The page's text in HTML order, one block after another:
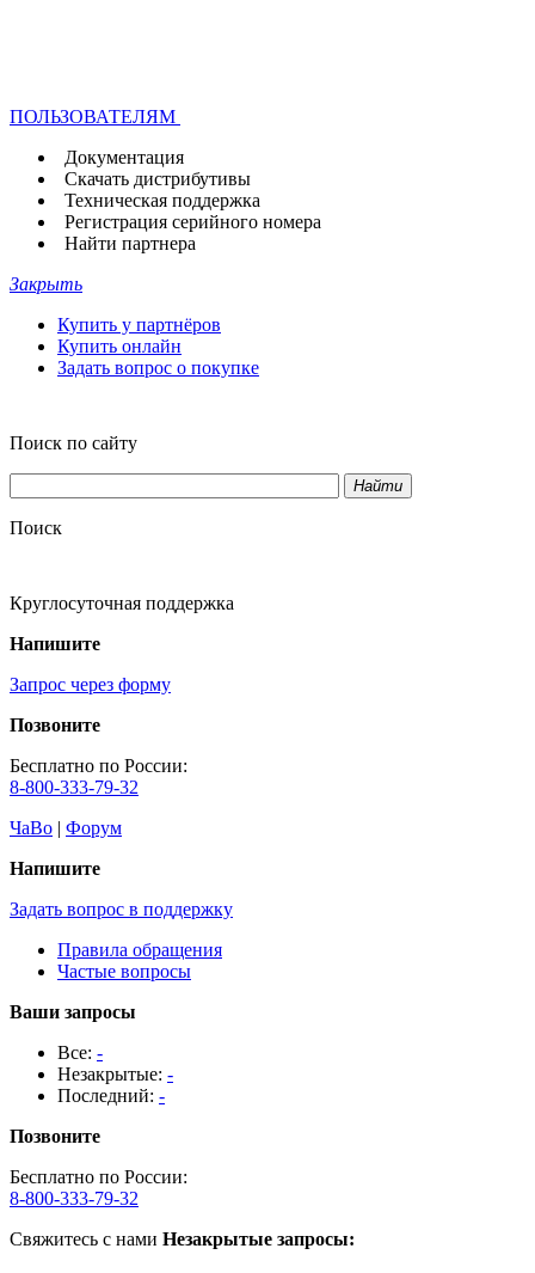
ПОЛЬЗОВАТЕЛЯМ
Документация
Скачать дистрибутивы
Техническая поддержка
Регистрация серийного номера
Найти партнера
Закрыть
Купить у партнёров
Купить онлайн
Задать вопрос о покупке
Поиск по сайту
Найти
Поиск
Круглосуточная поддержка
Напишите
Запрос через форму
Позвоните
Бесплатно по России:
8-800-333-79-32
ЧаВо | Форум
Напишите
Задать вопрос в поддержку
Правила обращения
Частые вопросы
Ваши запросы
Все: -
Незакрытые: -
Последний: -
Позвоните
Бесплатно по России:
8-800-333-79-32
Свяжитесь с нами Незакрытые запросы: